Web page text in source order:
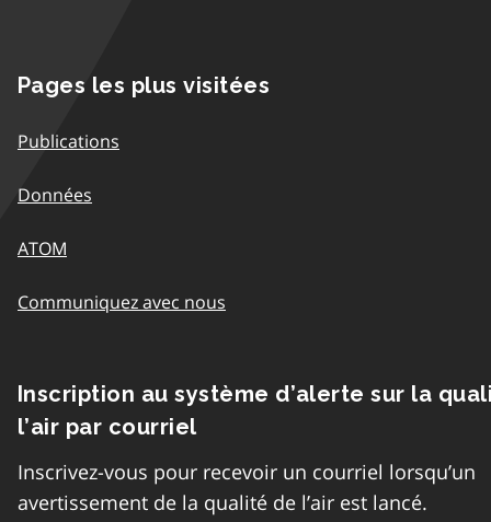
Pages les plus visitées
Publications
Données
ATOM
Communiquez avec nous
Inscription au système d’alerte sur la
l’air par courriel
Inscrivez-vous pour recevoir un courriel lorsqu’un
avertissement de la qualité de l’air est lancé.